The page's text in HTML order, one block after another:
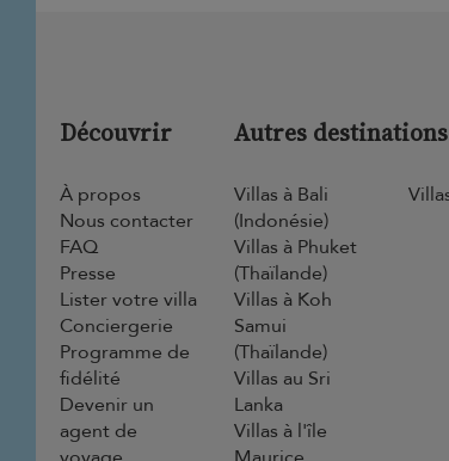
Découvrir
À propos
Nous contacter
FAQ
Presse
Lister votre villa
Conciergerie
Programme de
fidélité
Devenir un
agent de
Autres destinations
Villas à Bali
(Indonésie)
Villas à Phuket
(Thaïlande)
Villas à Koh
Samui
(Thaïlande)
Villas au Sri
Lanka
Villas à l'île